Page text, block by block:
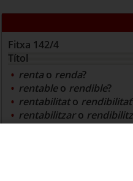
Fitxa 142/4
Títol
rentao renda?
rentableo rendible?
rentabilitato rendibilitat
rentabilitzaro
especialment en diner,